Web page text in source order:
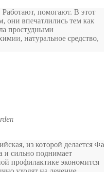
помогают. В этот
они впечатлились тем как
простудными
натуральное средство,
из которой делается Фа
и сильно поднимает
профилактике экономится